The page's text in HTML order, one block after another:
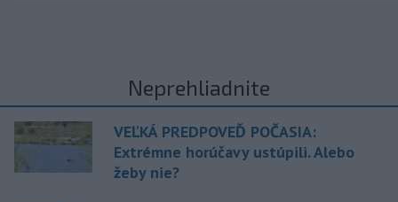
Neprehliadnite
VEĽKÁ PREDPOVEĎ POČASIA:
Extrémne horúčavy ustúpili. Alebo
žeby nie?